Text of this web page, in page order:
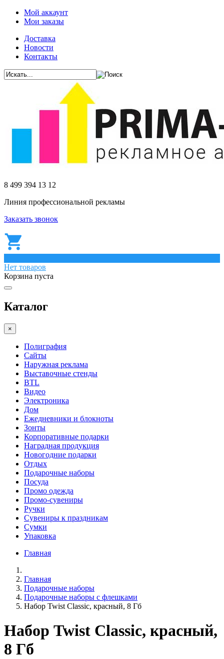
Мой аккаунт
Мои заказы
Доставка
Новости
Контакты
8 499 394 13 12
Линия профессиональной рекламы
Заказать звонок
Нет товаров
Корзина пуста
Каталог
×
Полиграфия
Сайты
Наружная реклама
Выставочные стенды
BTL
Видео
Электроника
Дом
Ежедневники и блокноты
Зонты
Корпоративные подарки
Наградная продукция
Новогодние подарки
Отдых
Подарочные наборы
Посуда
Промо одежда
Промо-сувениры
Ручки
Сувениры к праздникам
Сумки
Упаковка
Главная
Главная
Подарочные наборы
Подарочные наборы с флешками
Набор Twist Classic, красный, 8 Гб
Набор Twist Classic, красный,
8 Гб